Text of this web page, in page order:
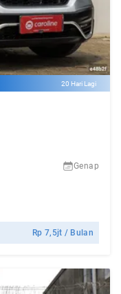
20 Hari Lagi
Genap
Rp7,5jt / Bulan